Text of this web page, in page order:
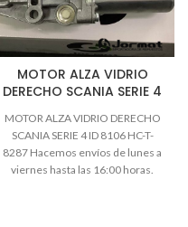
MOTOR ALZA VIDRIO
DERECHO SCANIA SERIE 4
MOTOR ALZA VIDRIO DERECHO
SCANIA SERIE 4 ID 8106 HC-T-
8287 Hacemos envíos de lunes a
viernes hasta las 16:00 horas.